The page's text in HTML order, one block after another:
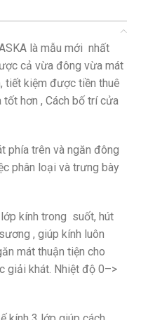
là mẫu mới nhất
cả vừa đông vừa mát
tiết kiệm được tiền thuê
hơn , Cách bố trí cửa
phía trên và ngăn đông
phân loại và trưng bày
kính trong suốt, hút
, giúp kính luôn
mát thuận tiện cho
giải khát. Nhiệt độ 0–>